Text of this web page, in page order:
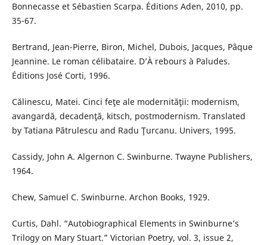
Bonnecasse et Sébastien Scarpa. Éditions Aden, 2010, pp.
35-67.
Bertrand, Jean-Pierre, Biron, Michel, Dubois, Jacques, Pâque
Jeannine. Le roman célibataire. D’À rebours à Paludes.
Éditions José Corti, 1996.
Călinescu, Matei. Cinci feţe ale modernităţii: modernism,
avangardă, decadenţă, kitsch, postmodernism. Translated
by Tatiana Pătrulescu and Radu Ţurcanu. Univers, 1995.
Cassidy, John A. Algernon C. Swinburne. Twayne Publishers,
1964.
Chew, Samuel C. Swinburne. Archon Books, 1929.
Curtis, Dahl. “Autobiographical Elements in Swinburne’s
Trilogy on Mary Stuart.” Victorian Poetry, vol. 3, issue 2,